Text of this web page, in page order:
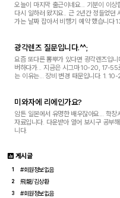
오늘이 마지막 출근이네요... 기분이 이
다시 일하러 왔지요.. 근 2년간 정들었던
가는 날짜 잡아서 비행기 예약 했습니다
광각렌즈 질문입니다.^^;
요즘 또다른 뽐뿌가 있다면 광각렌즈입
버하다가... 지금은 시그마 10-20, 17-55
는 이유는... 장비 변경 때문입니다. 1.
미와자에 리에인가요?
암튼 일본에서 유명한 배우잖아요... 학
자료입니다. 다운받아 열어 보시구 공부
니다.
게시글
1 #회원정보없음
2 飛龍/김상환
3 #회원정보없음